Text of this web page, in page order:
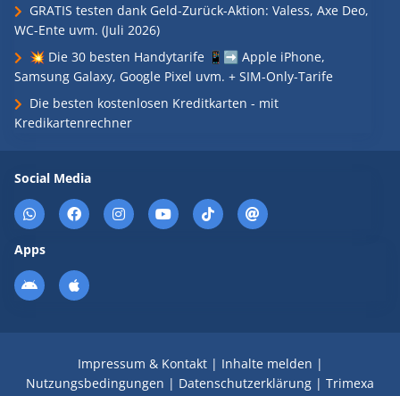
GRATIS testen dank Geld-Zurück-Aktion: Valess, Axe Deo,
WC-Ente uvm. (Juli 2026)
💥 Die 30 besten Handytarife 📱➡️ Apple iPhone,
Samsung Galaxy, Google Pixel uvm. + SIM-Only-Tarife
Die besten kostenlosen Kreditkarten - mit
Kredikartenrechner
Social Media
Apps
Impressum & Kontakt| Inhalte melden |
Nutzungsbedingungen | Datenschutzerklärung | Trimexa